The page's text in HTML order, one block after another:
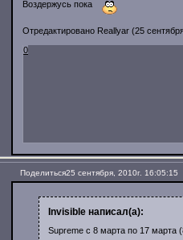
Воздержусь пока
Отредактировано Reallyar (25
0
Поделиться25 сентября, 2010г. 16:05:15
Invisible написал(а):
Supreme с 8 марта по 17 марта